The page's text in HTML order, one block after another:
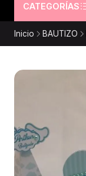
CATEGORÍAS
Inicio BAUTIZO